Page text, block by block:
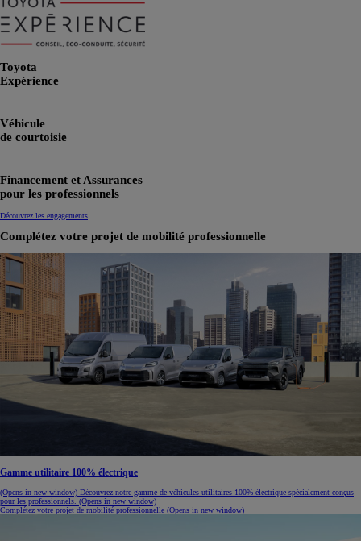
Toyota
Expérience
Véhicule
de courtoisie
Financement et Assurances
pour les professionnels
Découvrez les engagements
Complétez votre projet de mobilité professionnelle
Gamme utilitaire 100% électrique
(Opens in new window) Découvrez notre gamme de véhicules utilitaires 100% électrique spécialement conçus
pour les professionnels. (Opens in new window)
Complétez votre projet de mobilité professionnelle (Opens in new window)